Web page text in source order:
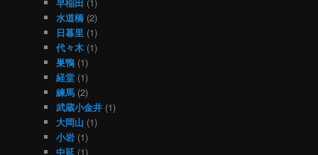
水道橋 (2)
日暮里 (1)
代々木 (1)
巣鴨 (1)
経堂 (1)
練馬 (2)
武蔵小金井 (1)
大岡山 (1)
小岩 (1)
中延 (1)